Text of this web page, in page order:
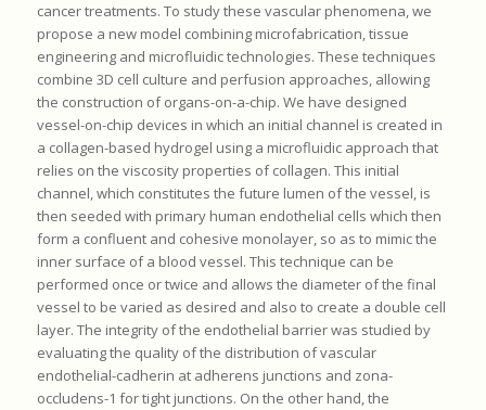
cancer treatments. To study these vascular phenomena, we
propose a new model combining microfabrication, tissue
engineering and microfluidic technologies. These techniques
combine 3D cell culture and perfusion approaches, allowing
the construction of organs-on-a-chip. We have designed
vessel-on-chip devices in which an initial channel is created in
a collagen-based hydrogel using a microfluidic approach that
relies on the viscosity properties of collagen. This initial
channel, which constitutes the future lumen of the vessel, is
then seeded with primary human endothelial cells which then
form a confluent and cohesive monolayer, so as to mimic the
inner surface of a blood vessel. This technique can be
performed once or twice and allows the diameter of the final
vessel to be varied as desired and also to create a double cell
layer. The integrity of the endothelial barrier was studied by
evaluating the quality of the distribution of vascular
endothelial-cadherin at adherens junctions and zona-
occludens-1 for tight junctions. On the other hand, the